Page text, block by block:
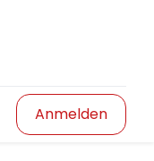
Anmelden